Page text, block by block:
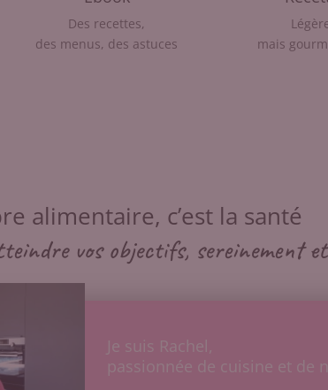
Des recettes,
des menus, des astuces
mais
alimentaire, c’est la santé
vos objectifs, sereinement
Je suis Rachel,
passionnée de cuisine et de